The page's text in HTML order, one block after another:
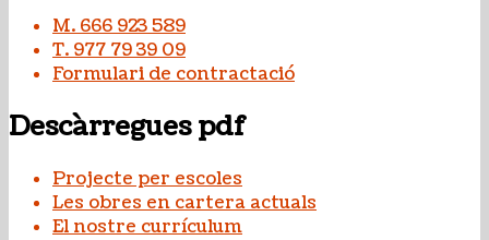
M. 666 923 589
T. 977 79 39 09
Formulari de contractació
Descàrregues pdf
Projecte per escoles
Les obres en cartera actuals
El nostre currículum